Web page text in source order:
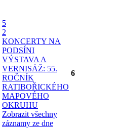
5
2
KONCERTY NA
PODSÍNI
VÝSTAVA A
VERNISÁŽ: 55.
ROČNÍK
RATIBOŘICKÉHO
MAPOVÉHO
OKRUHU
Zobrazit všechny
záznamy ze dne
6